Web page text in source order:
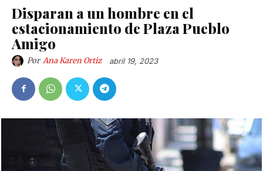
Disparan a un hombre en el
estacionamiento de Plaza Pueblo
Amigo
Por Ana Karen Ortiz abril 19, 2023